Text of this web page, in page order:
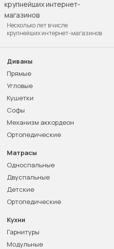
Несколько лет в числе
крупнейших интернет-магазинов
Диваны
Прямые
Угловые
Кушетки
Софы
Механизм аккордеон
Ортопедические
Матрасы
Односпальные
Двуспальные
Детские
Ортопедические
Кухни
Гарнитуры
Модульные